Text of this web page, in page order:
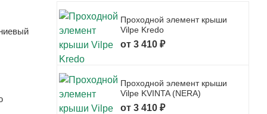
Проходной элемент крыши
Vilpe Kredo
от 3 410 ₽
Проходной элемент крыши
Vilpe KVINTA (NERA)
от 3 410 ₽